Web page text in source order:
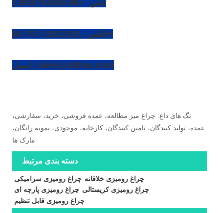
تلفن: +86-13650754456
فکس: 22823191-757-86+
ایمیل: sales@utiime.com
تگ های داغ: چراغ میز مطالعه، عمده فروشی، خرید، سفارشی،
عمده، تولید کنندگان، تامین کنندگان، کارخانه، موجودی، نمونه رایگان،
مارک ها
دسته بندی مرتبط
چراغ رومیزی سرامیکی چراغ رومیزی خلاقانه
چراغ رومیزی پارچه ای چراغ رومیزی کریستالی
چراغ رومیزی قابل تنظیم